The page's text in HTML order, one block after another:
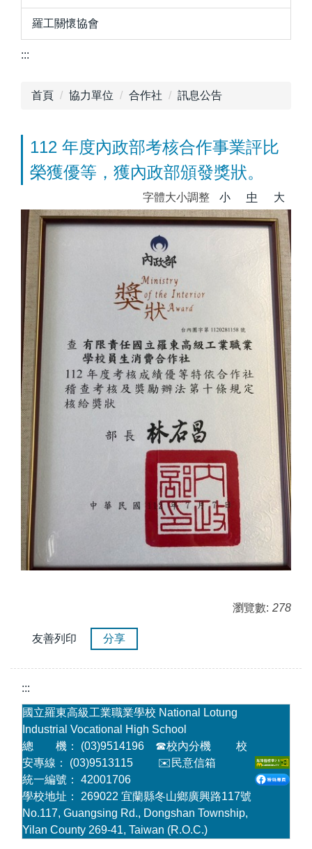
羅工關懷協會
:::
首頁 協力單位 合作社 訊息公告
112 年度內政部考核合作事業評比
榮獲優等，獲內政部頒發獎狀。
字體大小調整 小 中 大
瀏覽數: 278
友善列印 分享
:::
國立羅東高級工業職業學校 National Lotung
Industrial Vocational High School
總 機： (03)9514196 ☎校內分機
校
安專線： (03)9513115 ✉️民意信箱
統一編號： 42001706
學校地址： 269022 宜蘭縣冬山鄉廣興路117號
No.117, Guangsing Rd., Dongshan Township,
Yilan County 269-41, Taiwan (R.O.C.)